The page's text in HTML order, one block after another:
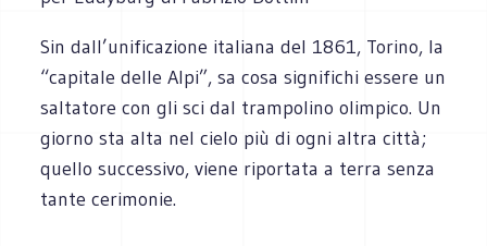
Sin dall’unificazione italiana del 1861, Torino, la
“capitale delle Alpi”, sa cosa significhi essere un
saltatore con gli sci dal trampolino olimpico. Un
giorno sta alta nel cielo più di ogni altra città;
quello successivo, viene riportata a terra senza
tante cerimonie.